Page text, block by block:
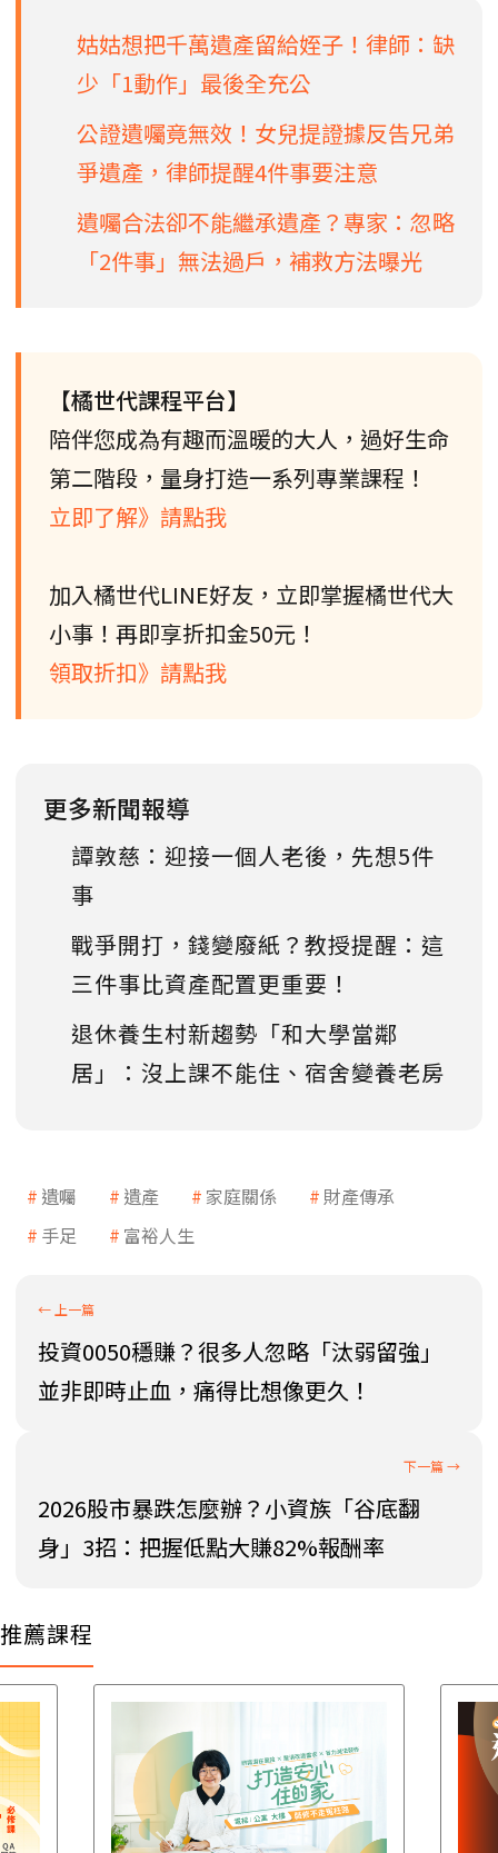
姑姑想把千萬遺產留給姪子！律師：缺
少「1動作」最後全充公
公證遺囑竟無效！女兒提證據反告兄弟
爭遺產，律師提醒4件事要注意
遺囑合法卻不能繼承遺產？專家：忽略
「2件事」無法過戶，補救方法曝光
【橘世代課程平台】
陪伴您成為有趣而溫暖的大人，過好生命
第二階段，量身打造一系列專業課程！
立即了解》請點我
加入橘世代LINE好友，立即掌握橘世代大
小事！再即享折扣金50元！
領取折扣》請點我
更多新聞報導
譚敦慈：迎接一個人老後，先想5件
事
戰爭開打，錢變廢紙？教授提醒：這
三件事比資產配置更重要！
退休養生村新趨勢「和大學當鄰
居」：沒上課不能住、宿舍變養老房
遺囑 遺產 家庭關係
財產傳承
手足
富裕人生
投資0050穩賺？很多人忽略「汰弱留強」
並非即時止血，痛得比想像更久！
2026股市暴跌怎麼辦？小資族「谷底翻
身」3招：把握低點大賺82%報酬率
推薦課程